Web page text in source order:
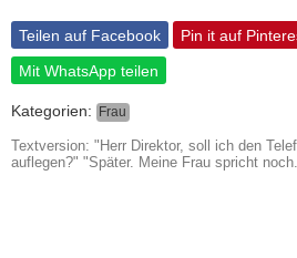
Teilen auf Facebook
Pin it auf
Mit WhatsApp teilen
Kategorien: Frau
Textversion: "Herr Direktor, soll ich den
auflegen?" "Später. Meine Frau spricht